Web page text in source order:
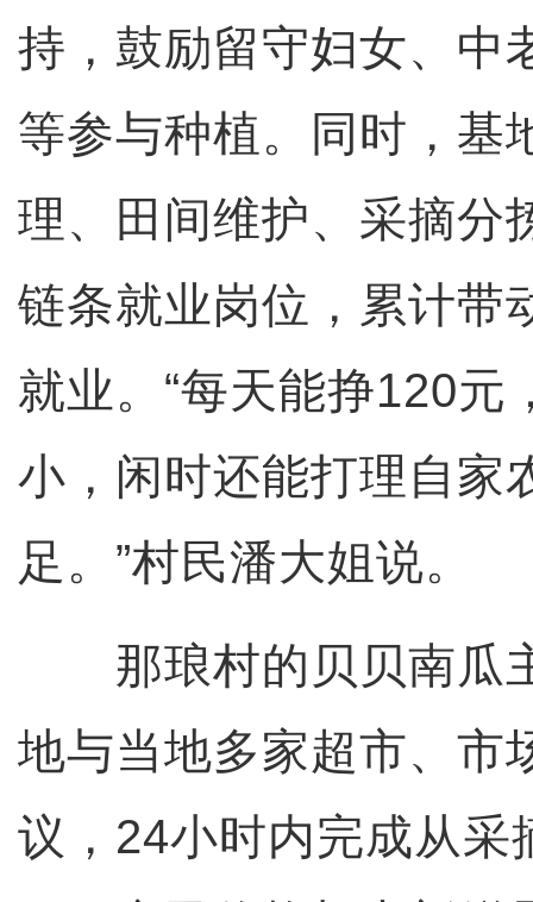
持，鼓励留守妇女、中
等参与种植。同时，基
理、田间维护、采摘分
链条就业岗位，累计带
就业。“每天能挣120元
小，闲时还能打理自家
足。”村民潘大姐说。
那琅村的贝贝南瓜
地与当地多家超市、市
议，24小时内完成从采